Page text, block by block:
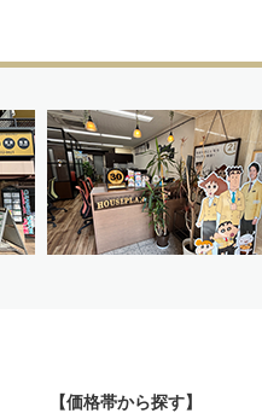
【価格帯から探す】